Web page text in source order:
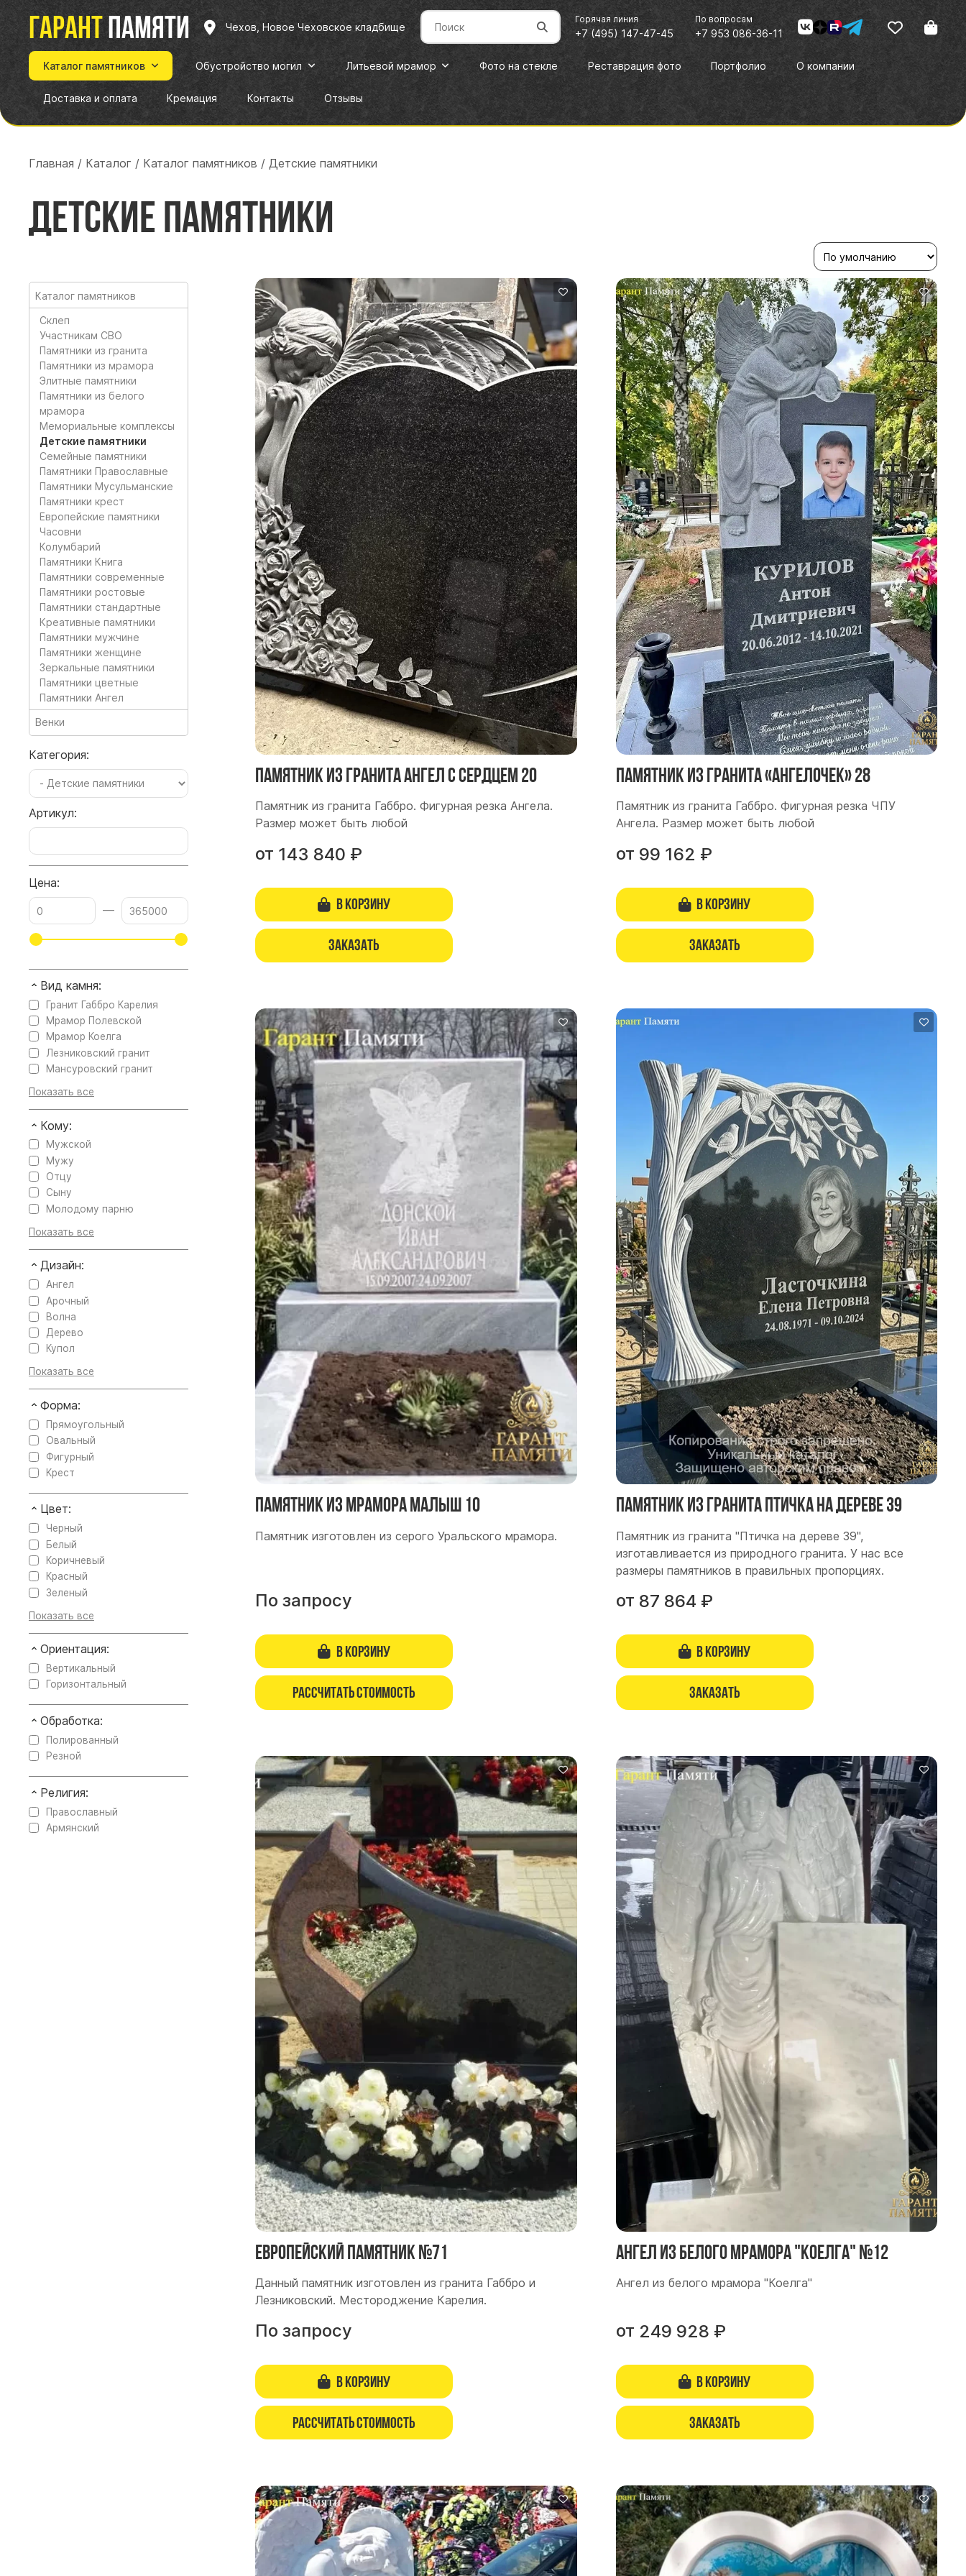
Гарантпамяти Чехов, Новое Чеховское кладбище
Горячая линия
+7 (495) 147-47-45
По вопросам
+7 953 086-36-11
Каталог памятников Обустройство могил Литьевой мрамор Фото на стекле Реставрация фото Портфолио О компании
Доставка и оплата Кремация Контакты Отзывы
Главная / Каталог / Каталог памятников / Детские памятники
Детские памятники
Памятник из гранита Ангел с сердцем 20
Памятник из гранита Габбро. Фигурная резка Ангела.
Размер может быть любой
от 143 840 ₽
В корзину
Заказать
Памятник из гранита «Ангелочек» 28
Памятник из гранита Габбро. Фигурная резка ЧПУ
Ангела. Размер может быть любой
от 99 162 ₽
В корзину
Заказать
Памятник из мрамора Малыш 10
Памятник изготовлен из серого Уральского мрамора.
По запросу
В корзину
Рассчитать стоимость
Памятник из гранита Птичка на дереве 39
Памятник из гранита "Птичка на дереве 39",
изготавливается из природного гранита. У нас все
размеры памятников в правильных пропорциях.
от 87 864 ₽
В корзину
Заказать
Европейский памятник №71
Данный памятник изготовлен из гранита Габбро и
Лезниковский. Местороджение Карелия.
По запросу
В корзину
Рассчитать стоимость
Ангел из белого мрамора "Коелга" №12
Ангел из белого мрамора "Коелга"
от 249 928 ₽
В корзину
Заказать
Каталог памятников
Склеп
Участникам СВО
Памятники из гранита
Памятники из мрамора
Элитные памятники
Памятники из белого
мрамора
Мемориальные комплексы
Детские памятники
Семейные памятники
Памятники Православные
Памятники Мусульманские
Памятники крест
Европейские памятники
Часовни
Колумбарий
Памятники Книга
Памятники современные
Памятники ростовые
Памятники стандартные
Креативные памятники
Памятники мужчине
Памятники женщине
Зеркальные памятники
Памятники цветные
Памятники Ангел
Венки
Категория:
Артикул:
Цена:
—
Вид камня:
Гранит Габбро Карелия
Мрамор Полевской
Мрамор Коелга
Лезниковский гранит
Мансуровский гранит
Кому:
Мужской
Мужу
Отцу
Сыну
Молодому парню
Дизайн:
Ангел
Арочный
Волна
Дерево
Купол
Форма:
Прямоугольный
Овальный
Фигурный
Крест
Цвет:
Черный
Белый
Коричневый
Красный
Зеленый
Ориентация:
Вертикальный
Горизонтальный
Обработка:
Полированный
Резной
Религия:
Православный
Армянский